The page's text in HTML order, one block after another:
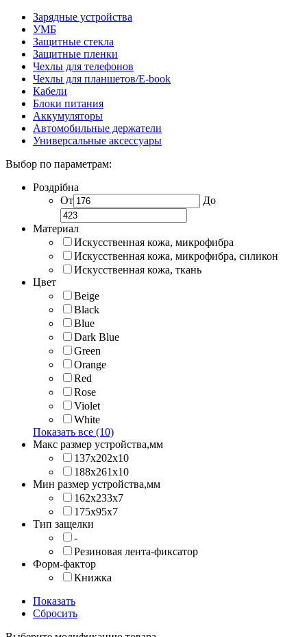
Зарядные устройства
УМБ
Защитные стекла
Защитные пленки
Чехлы для телефонов
Чехлы для планшетов/E-book
Кабели
Блоки питания
Аккумуляторы
Автомобильные держатели
Универсальные аксессуары
Выбор по параметрам:
Роздрібна
От
До
Материал
Искусственная кожа, микрофибра
Искусственная кожа, микрофибра, силикон
Искусственная кожа, ткань
Цвет
Beige
Black
Blue
Dark Blue
Green
Orange
Red
Rose
Violet
White
Показать все (10)
Макс размер устройства,мм
137х202x10
188х261x10
Мин размер устройства,мм
162x233x7
175x95x7
Тип защелки
-
Резиновая лента-фиксатор
Форм-фактор
Книжка
Показать
Сбросить